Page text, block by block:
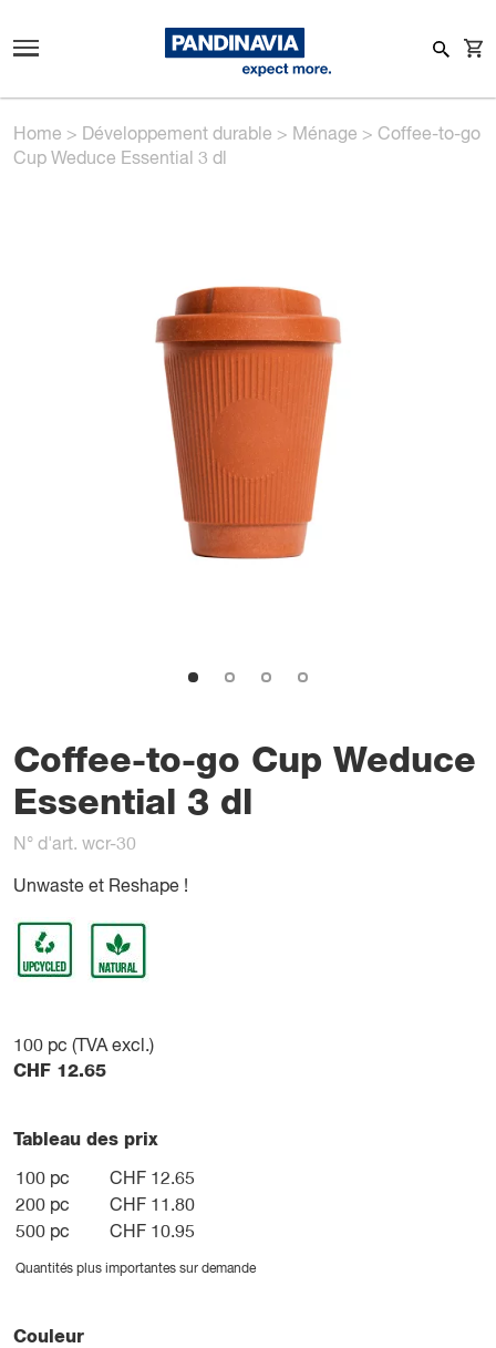
Home > Développement durable > Ménage > Coffee-to-go
Cup Weduce Essential 3 dl
Coffee-to-go Cup Weduce
Essential 3 dl
N° d'art. wcr-30
Unwaste et Reshape !
100 pc (TVA excl.)
CHF 12.65
Tableau des prix
100 pc
CHF 12.65
200 pc
CHF 11.80
500 pc
CHF 10.95
Quantités plus importantes sur demande
Couleur